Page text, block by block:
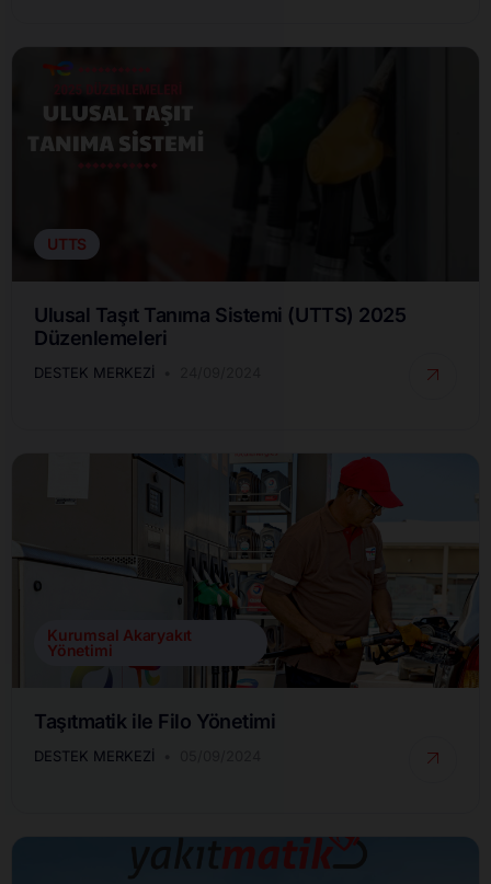
UTTS
Ulusal Taşıt Tanıma Sistemi (UTTS) 2025
Düzenlemeleri
DESTEK MERKEZI
Kurumsal Akaryakıt
Yönetimi
Taşıtmatik ile Filo Yönetimi
DESTEK MERKEZI